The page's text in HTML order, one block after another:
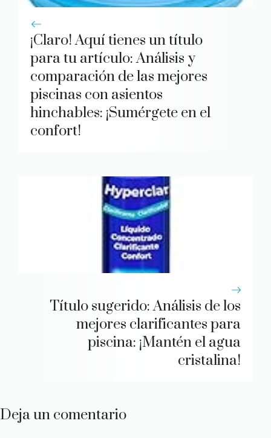
¡Claro! Aquí tienes un título
para tu artículo: Análisis y
comparación de las mejores
piscinas con asientos
hinchables: ¡Sumérgete en el
confort!
Título sugerido: Análisis de los
mejores clarificantes para
piscina: ¡Mantén el agua
cristalina!
Deja un comentario